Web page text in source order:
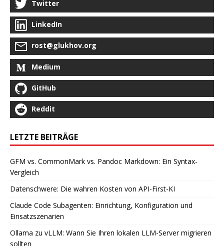
Twitter
LinkedIn
rost@glukhov.org
Medium
GitHub
Reddit
LETZTE BEITRÄGE
GFM vs. CommonMark vs. Pandoc Markdown: Ein Syntax-
Vergleich
Datenschwere: Die wahren Kosten von API-First-KI
Claude Code Subagenten: Einrichtung, Konfiguration und
Einsatzszenarien
Ollama zu vLLM: Wann Sie Ihren lokalen LLM-Server migrieren
sollten